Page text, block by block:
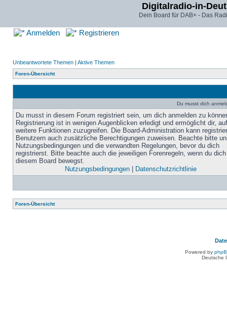
Digitalradio-in-
Dein Board für DAB+ - Das
Anmelden Registrieren
Unbeantwortete Themen | Aktive Themen
Foren-Übersicht
Du musst dich
Du musst in diesem Forum registriert sein, um dich anmelden zu
Registrierung ist in wenigen Augenblicken erledigt und ermöglicht dir, auf
weitere Funktionen zuzugreifen. Die Board-Administration kann
Benutzern auch zusätzliche Berechtigungen zuweisen. Beachte bitte
Nutzungsbedingungen und die verwandten Regelungen, bevor du dich
registrierst. Bitte beachte auch die jeweiligen Forenregeln, wenn du
diesem Board bewegst.
Nutzungsbedingungen| Datenschutzrichtlinie
Foren-Übersicht
Powered by
Deutsche